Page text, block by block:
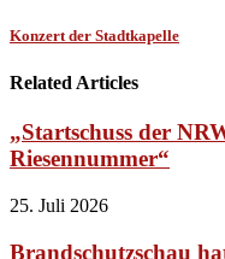
Konzert der Stadtkapelle
Related Articles
„Startschuss der
Riesennummer“
25. Juli 2026
Brandschutzschau